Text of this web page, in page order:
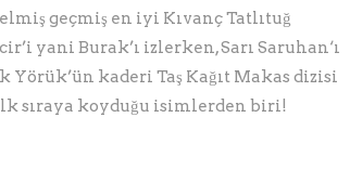
geçmiş en iyi Kıvanç Tatlıtuğ
yani Burak’ı izlerken, Sarı Saruhan‘ı
kaderi Taş Kağıt Makas dizisi
sıraya koyduğu isimlerden biri!